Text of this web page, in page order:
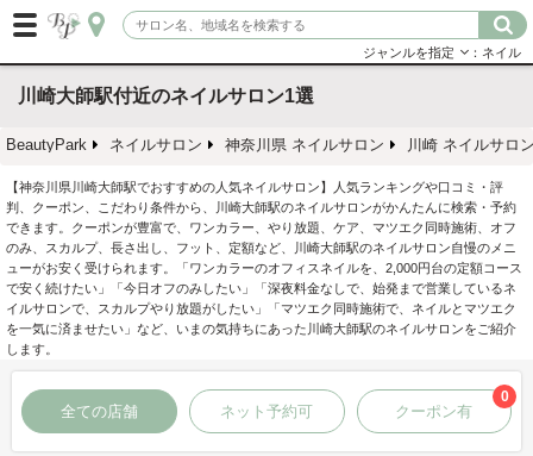
ジャンルを指定 ：ネイル
川崎大師駅付近のネイルサロン1選
BeautyPark ネイルサロン 神奈川県 ネイルサロン 川崎 ネイルサロ
【神奈川県川崎大師駅でおすすめの人気ネイルサロン】人気ランキングや口コミ・評
判、クーポン、こだわり条件から、川崎大師駅のネイルサロンがかんたんに検索・予約
できます。クーポンが豊富で、ワンカラー、やり放題、ケア、マツエク同時施術、オフ
のみ、スカルプ、長さ出し、フット、定額など、川崎大師駅のネイルサロン自慢のメニ
ューがお安く受けられます。「ワンカラーのオフィスネイルを、2,000円台の定額コース
で安く続けたい」「今日オフのみしたい」「深夜料金なしで、始発まで営業しているネ
イルサロンで、スカルプやり放題がしたい」「マツエク同時施術で、ネイルとマツエク
を一気に済ませたい」など、いまの気持ちにあった川崎大師駅のネイルサロンをご紹介
します。
全ての店舗 ネット予約可 クーポン有
0